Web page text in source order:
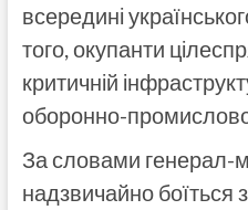
всередині
того, окупанти
критичній
оборонно-
За словами генерал-
надзвичайно боїться